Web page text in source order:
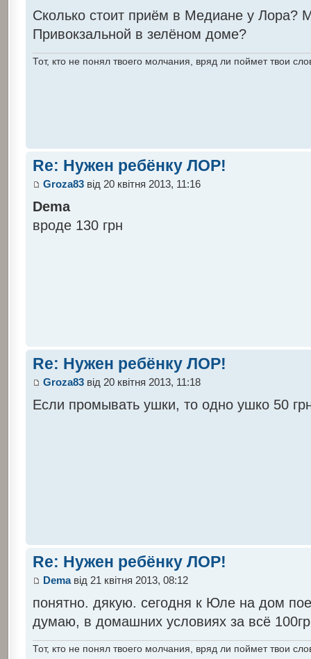
Сколько стоит приём в Медиане у Лора?
Привокзальной в зелёном доме?
Тот, кто не понял твоего молчания, вряд ли поймет твои
Re: Нужен ребёнку ЛОР!
Groza83від 20 квітня 2013, 11:16
Dema
вроде 130 грн
Re: Нужен ребёнку ЛОР!
Groza83від 20 квітня 2013, 11:18
Если промывать ушки, то одно ушко 50
Re: Нужен ребёнку ЛОР!
Demaвід 21 квітня 2013, 08:12
понятно. дякую. сегодня к Юле на дом
думаю, в домашних условиях за всё
Тот, кто не понял твоего молчания, вряд ли поймет твои